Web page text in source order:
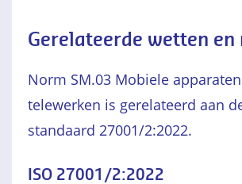
Gerelateerde wetten en
Norm SM.03 Mobiele
telewerken is gerelateerd aan
standaard 27001/2:2022.
ISO 27001/2:2022